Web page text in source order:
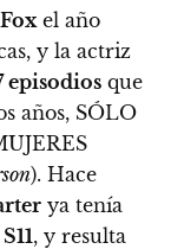
Fox el año
y la actriz
episodios que
años, SÓLO
). Hace
ya tenía
S11, y resulta